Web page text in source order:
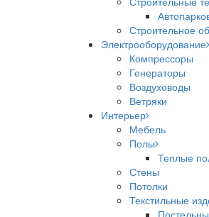
Строительное
Электрооборудование
Компрессоры
Генераторы
Воздуховоды
Ветряки
Интерьер
Мебель
Полы
Теплые
Стены
Потолки
Текстильные